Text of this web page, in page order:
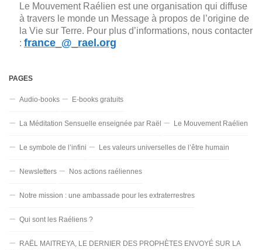
Le Mouvement Raélien est une organisation qui diffuse
à travers le monde un Message à propos de l’origine de
la Vie sur Terre. Pour plus d’informations, nous contacter
: france_@_rael.org
PAGES
Audio-books E-books gratuits
La Méditation Sensuelle enseignée par Raël Le Mouvement Raélien
Le symbole de l’infini Les valeurs universelles de l’être humain
Newsletters Nos actions raéliennes
Notre mission : une ambassade pour les extraterrestres
Qui sont les Raéliens ?
RAËL MAITREYA, LE DERNIER DES PROPHÈTES ENVOYÉ SUR LA